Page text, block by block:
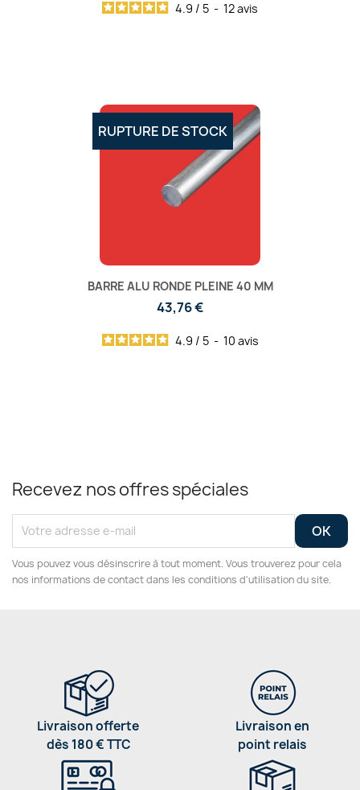
4.9 / 5 - 12avis
BARRE ALU RONDE PLEINE 40 MM
43,76 €
4.9 / 5 - 10 avis
RUPTURE DE STOCK
Recevez nos offres spéciales
Vous pouvez vous désinscrire à tout moment. Vous trouverez pour cela
nos informations de contact dans les conditions d'utilisation du site.
Livraison offerte
dès 180 € TTC
Livraison en
point relais